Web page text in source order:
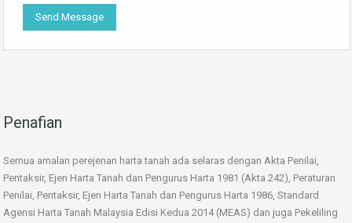
Penafian
Semua amalan perejenan harta tanah ada selaras dengan Akta Penilai,
Pentaksir, Ejen Harta Tanah dan Pengurus Harta 1981 (Akta 242), Peraturan
Penilai, Pentaksir, Ejen Harta Tanah dan Pengurus Harta 1986, Standard
Agensi Harta Tanah Malaysia Edisi Kedua 2014 (MEAS) dan juga Pekeliling